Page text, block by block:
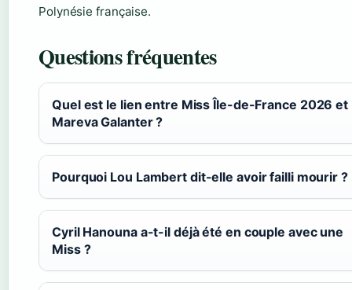
Polynésie française.
Questions fréquentes
Quel est le lien entre Miss Île-de-France 2026 et
Mareva Galanter ?
Pourquoi Lou Lambert dit-elle avoir failli mourir ?
Cyril Hanouna a-t-il déjà été en couple avec une
Miss ?